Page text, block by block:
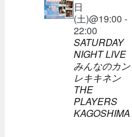
日
(土)@19:00 -
22:00
SATURDAY
NIGHT LIVE
みんなのカン
レキキネン
THE
PLAYERS
KAGOSHIMA